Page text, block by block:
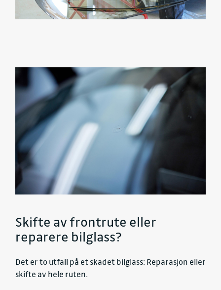
Skifte av frontrute eller
reparere bilglass?
Det er to utfall på et skadet bilglass: Reparasjon eller
skifte av hele ruten.